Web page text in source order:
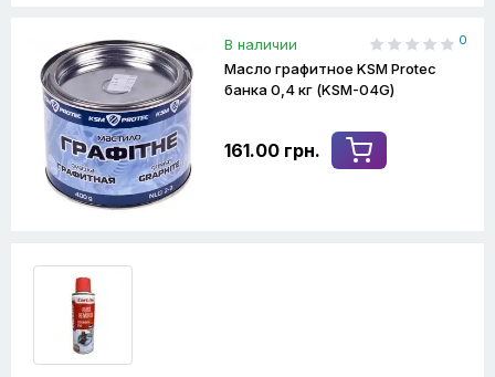
В наличии 0
Масло графитное KSM Protec
банка 0,4 кг (KSM-04G)
161.00 грн.